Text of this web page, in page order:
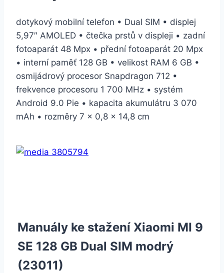
dotykový mobilní telefon • Dual SIM • displej
5,97″ AMOLED • čtečka prstů v displeji • zadní
fotoaparát 48 Mpx • přední fotoaparát 20 Mpx
• interní paměť 128 GB • velikost RAM 6 GB •
osmijádrový procesor Snapdragon 712 •
frekvence procesoru 1 700 MHz • systém
Android 9.0 Pie • kapacita akumulátru 3 070
mAh • rozměry 7 × 0,8 × 14,8 cm
Manuály ke stažení Xiaomi MI 9
SE 128 GB Dual SIM modrý
(23011)